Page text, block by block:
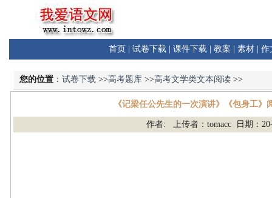
首页 试卷下载 课件下载 教案 素材 作
您的位置 ： 试卷下载 >>高考题库 >>高考文学类文本阅读 >>
《记梁任公先生的一次演讲》《包身工》
作者: 上传者：tomacc 日期：